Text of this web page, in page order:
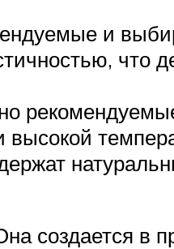
и
что
создается в